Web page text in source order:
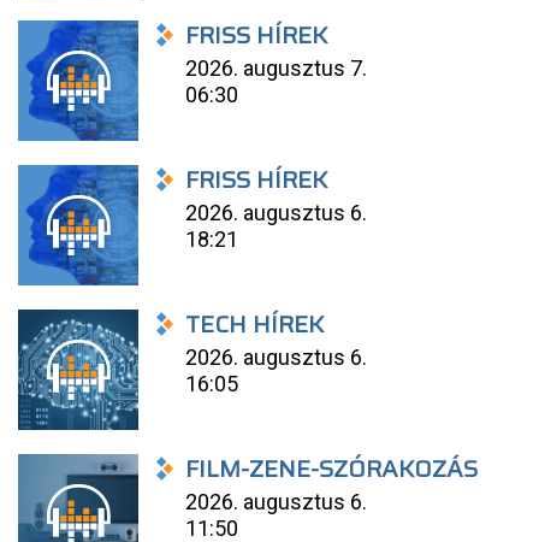
FRISS HÍREK
2026. augusztus 7.
06:30
FRISS HÍREK
2026. augusztus 6.
18:21
TECH HÍREK
2026. augusztus 6.
16:05
FILM-ZENE-SZÓRAKOZÁS
2026. augusztus 6.
11:50